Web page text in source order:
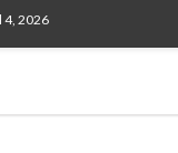
4, 2026